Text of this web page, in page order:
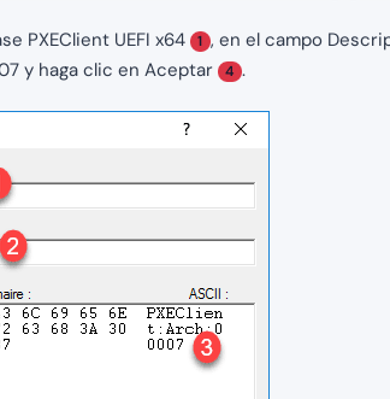
PXEClient UEFI x64 1 , en el campo
y haga clic en Aceptar
4 .